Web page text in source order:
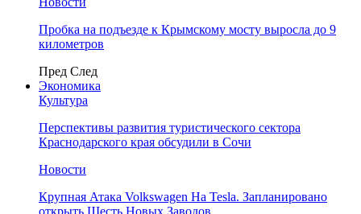
Пробка на подъезде к Крымскому мосту выросла до 9
километров
Пред След
Экономика
Культура
Перспективы развития туристического сектора
Краснодарского края обсудили в Сочи
Новости
Крупная Атака Volkswagen На Tesla. Запланировано
открыть Шесть Новых Заводов